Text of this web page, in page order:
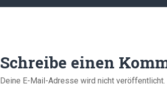
Schreibe einen
Deine E-Mail-Adresse wird nicht veröffentlicht.